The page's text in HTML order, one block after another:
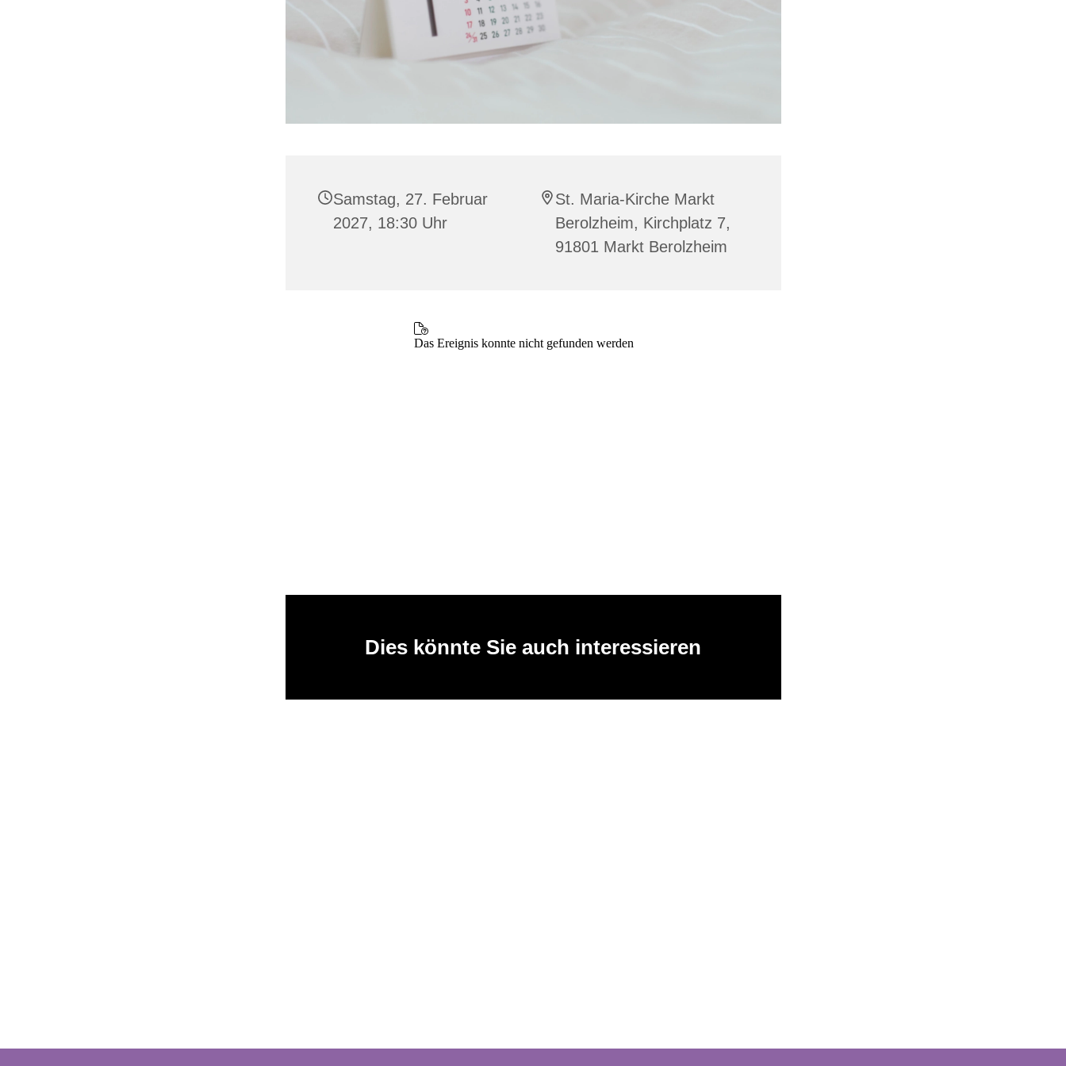
Samstag, 27. Februar
2027, 18:30 Uhr
St. Maria-Kirche Markt
Berolzheim, Kirchplatz 7,
91801 Markt Berolzheim
Dies könnte Sie auch interessieren